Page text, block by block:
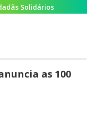
Solidários
as 100